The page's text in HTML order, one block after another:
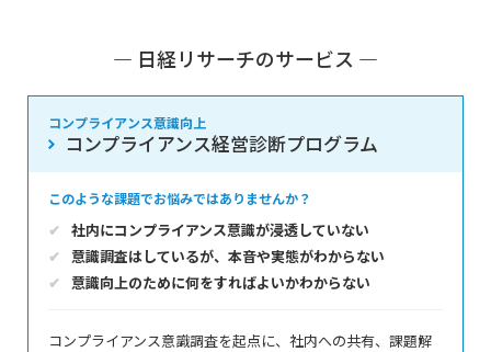
― 日経リサーチのサービス ―
コンプライアンス意識向上
コンプライアンス経営診断プログラム
このような課題でお悩みではありませんか？
社内にコンプライアンス意識が浸透していない
意識調査はしているが、本音や実態がわからない
意識向上のために何をすればよいかわからない
コンプライアンス意識調査を起点に、社内への共有、課題解